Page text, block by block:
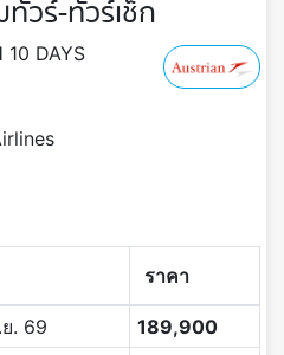
ทัวร์-ทัวร์เช็ก
10 DAYS
ราคา
. 69
189,900